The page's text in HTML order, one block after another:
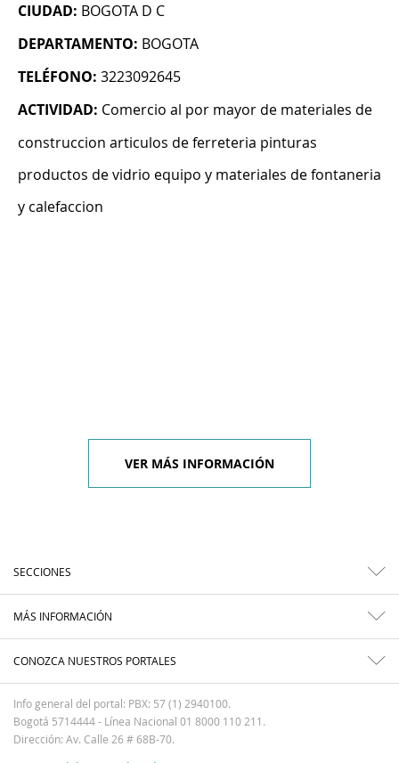
CIUDAD: BOGOTA D C
DEPARTAMENTO: BOGOTA
TELÉFONO: 3223092645
ACTIVIDAD: Comercio al por mayor de materiales de
construccion articulos de ferreteria pinturas
productos de vidrio equipo y materiales de fontaneria
y calefaccion
VER MÁS INFORMACIÓN
SECCIONES
MÁS INFORMACIÓN
CONOZCA NUESTROS PORTALES
Info general del portal: PBX: 57 (1) 2940100.
Bogotá 5714444 - Línea Nacional 01 8000 110 211.
Dirección: Av. Calle 26 # 68B-70.